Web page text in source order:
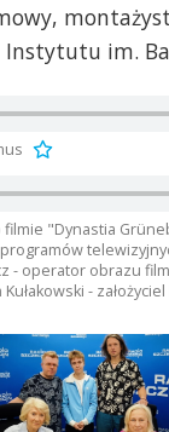
Instytutu im.
filmie "Dynastia
- operator obrazu
-